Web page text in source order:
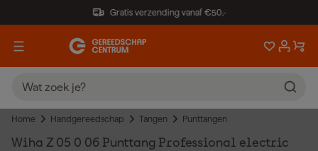
Gratis verzending vanaf €50,-
Home Handgereedschap Tangen Punttangen
Wiha Z 05 0 06 Punttang Professional electric